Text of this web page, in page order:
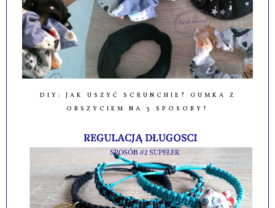
DIY: JAK USZYĆ SCRUNCHIE? GUMKA Z
OBSZYCIEM NA 3 SPOSOBY!